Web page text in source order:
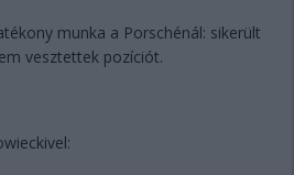
munka a Porschénál: sikerült
vesztettek pozíciót.